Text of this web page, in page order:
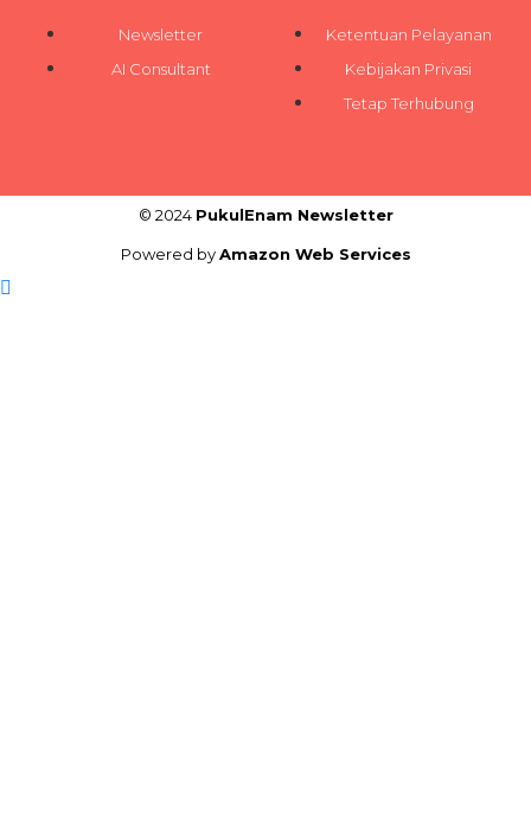
Newsletter
AI Consultant
Ketentuan Pelayanan
Kebijakan Privasi
Tetap Terhubung
© 2024 PukulEnam Newsletter
Powered byAmazon Web Services